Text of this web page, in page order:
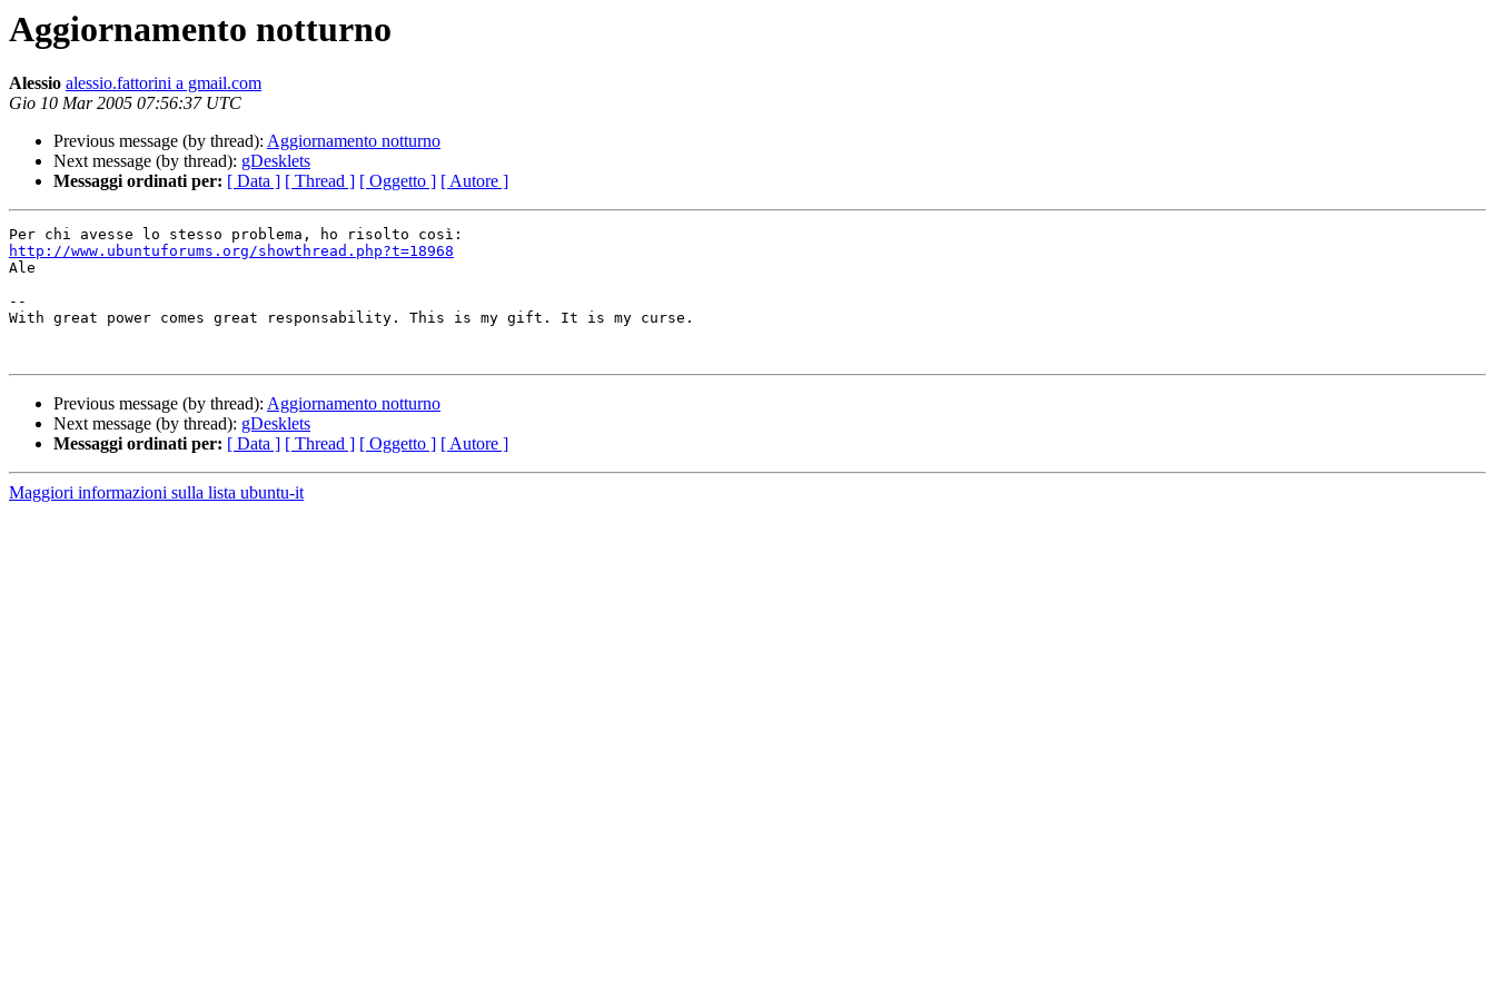
Aggiornamento notturno
Alessio alessio.fattorini a gmail.com
Gio 10 Mar 2005 07:56:37 UTC
Previous message (by thread): Aggiornamento notturno
Next message (by thread): gDesklets
Messaggi ordinati per: [ Data ] [ Thread ] [ Oggetto ] [ Autore ]
http://www.ubuntuforums.org/showthread.php?t=18968
Ale
--
With great power comes great responsability. This is my gift. It is my curse.
Previous message (by thread): Aggiornamento notturno
Next message (by thread): gDesklets
Messaggi ordinati per: [ Data ] [ Thread ] [ Oggetto ] [ Autore ]
Maggiori informazioni sulla lista ubuntu-it